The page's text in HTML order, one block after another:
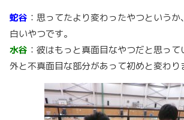
蛇谷 ：思ってたより変わったやつという
白いやつです。
水谷 ：彼はもっと真面目なやつだと思っ
外と不真面目な部分があって初めと変わり